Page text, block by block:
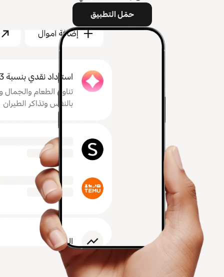
حمّل التطبيق